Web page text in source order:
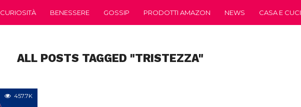
CURIOSITÀ BENESSERE GOSSIP PRODOTTI AMAZON NEWS CASA E
ALL POSTS TAGGED "TRISTEZZA"
457.7K